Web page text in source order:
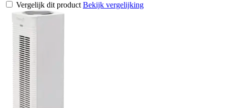
Vergelijk dit product Bekijk vergelijking